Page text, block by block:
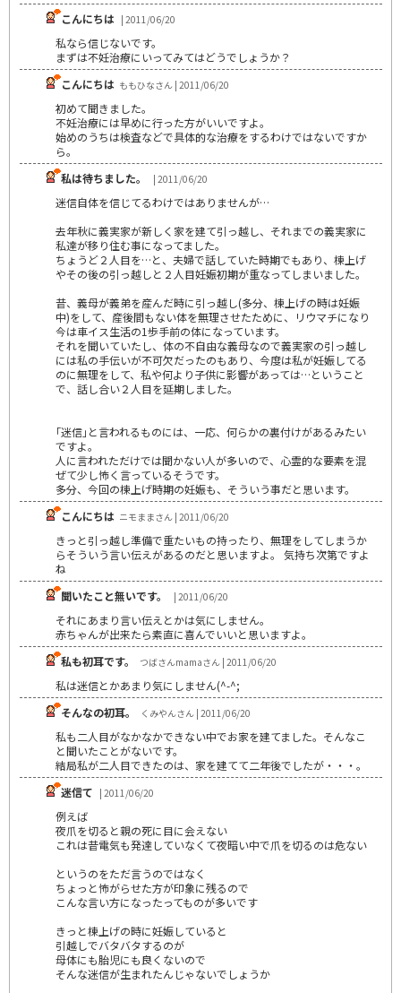
こんにちは | 2011/06/20
私なら信じないです。
まずは不妊治療にいってみてはどうでしょうか？
こんにちは ももひなさん | 2011/06/20
初めて聞きました。
不妊治療には早めに行った方がいいですよ。
始めのうちは検査などで具体的な治療をするわけではないですか
ら。
私は待ちました。
| 2011/06/20
迷信自体を信じてるわけではありませんが…
去年秋に義実家が新しく家を建て引っ越し、それまでの義実家に
私達が移り住む事になってました。
ちょうど２人目を…と、夫婦で話していた時期でもあり、棟上げ
やその後の引っ越しと２人目妊娠初期が重なってしまいました。
昔、義母が義弟を産んだ時に引っ越し(多分、棟上げの時は妊娠
中)をして、産後間もない体を無理させたために、リウマチになり
今は車イス生活の1歩手前の体になっています。
それを聞いていたし、体の不自由な義母なので義実家の引っ越し
には私の手伝いが不可欠だったのもあり、今度は私が妊娠してる
のに無理をして、私や何より子供に影響があっては…ということ
で、話し合い２人目を延期しました。
｢迷信｣と言われるものには、一応、何らかの裏付けがあるみたい
ですよ。
人に言われただけでは聞かない人が多いので、心霊的な要素を混
ぜて少し怖く言っているそうです。
多分、今回の棟上げ時期の妊娠も、そういう事だと思います。
こんにちは ニモままさん | 2011/06/20
きっと引っ越し準備で重たいもの持ったり、無理をしてしまうか
らそういう言い伝えがあるのだと思いますよ。 気持ち次第ですよ
ね
聞いたこと無いです。
| 2011/06/20
それにあまり言い伝えとかは気にしません。
赤ちゃんが出来たら素直に喜んでいいと思いますよ。
私も初耳です。
つばさんmamaさん | 2011/06/20
私は迷信とかあまり気にしません(^-^;
そんなの初耳。
くみやんさん | 2011/06/20
私も二人目がなかなかできない中でお家を建てました。そんなこ
と聞いたことがないです。
結局私が二人目できたのは、家を建てて二年後でしたが・・・。
迷信て | 2011/06/20
例えば
夜爪を切ると親の死に目に会えない
これは昔電気も発達していなくて夜暗い中で爪を切るのは危ない
というのをただ言うのではなく
ちょっと怖がらせた方が印象に残るので
こんな言い方になったってものが多いです
きっと棟上げの時に妊娠していると
引越しでバタバタするのが
母体にも胎児にも良くないので
そんな迷信が生まれたんじゃないでしょうか